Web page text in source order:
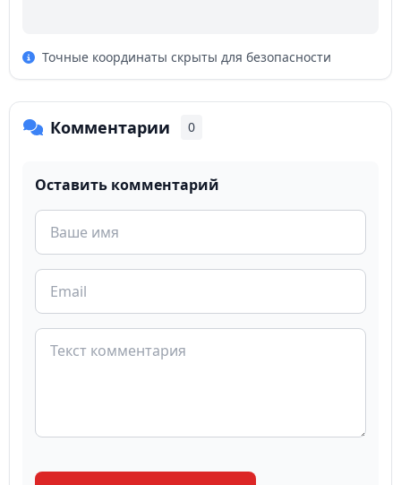
Точные координаты скрыты для безопасности
Комментарии 0
Оставить комментарий